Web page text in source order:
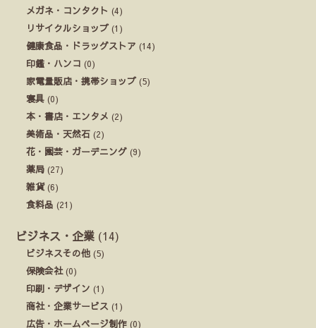
メガネ・コンタクト (4)
リサイクルショップ (1)
健康食品・ドラッグストア (14)
印鑑・ハンコ (0)
家電量販店・携帯ショップ (5)
寝具 (0)
本・書店・エンタメ (2)
美術品・天然石 (2)
花・園芸・ガーデニング (9)
薬局 (27)
雑貨(6)
食料品 (21)
ビジネス・企業 (14)
ビジネスその他 (5)
保険会社(0)
印刷・デザイン (1)
商社・企業サービス (1)
広告・ホームページ制作 (0)